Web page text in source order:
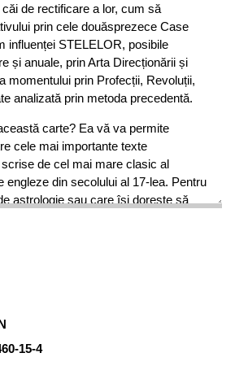
de rectificare a lor, cum să
prin cele douăsprezece Case
influenței STELELOR, posibile
și anuale, prin Arta Direcționării și
momentului prin Profecții, Revoluții,
analizată prin metoda precedentă.
carte? Ea vă va permite
cele mai importante texte
de cel mai mare clasic al
engleze din secolului al 17-lea. Pentru
astrologie sau care își dorește să
de texte astrologice, această
a limbii engleze dar este și
iar consultantul de specialitate cu
a ne asigura că această carte
roman Rodica Purniche.
15-4